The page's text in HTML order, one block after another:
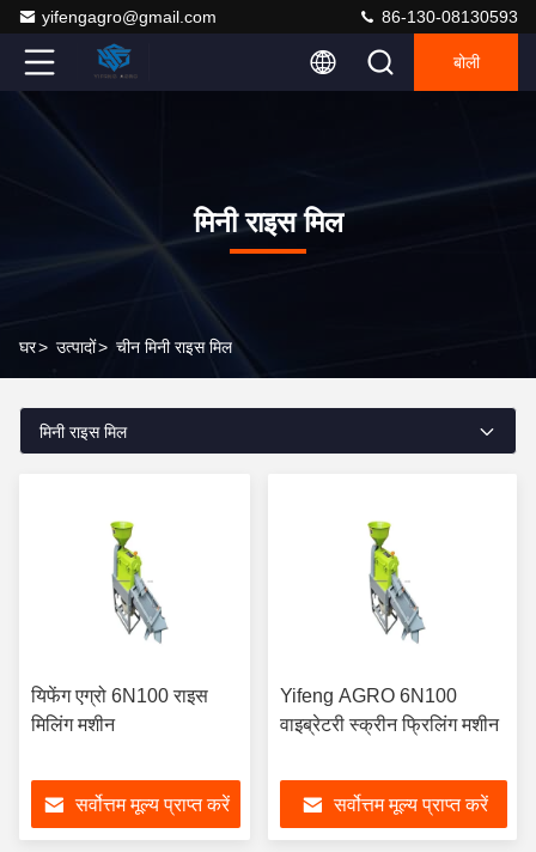
yifengagro@gmail.com 86-130-08130593
बोली
मिनी राइस मिल
घर> उत्पादों> चीन मिनी राइस मिल
मिनी राइस मिल
यिफेंग एग्रो 6N100 राइस
मिलिंग मशीन
सर्वोत्तम मूल्य प्राप्त करें
Yifeng AGRO 6N100
वाइब्रेटरी स्क्रीन फ्रिलिंग मशीन
सर्वोत्तम मूल्य प्राप्त करें